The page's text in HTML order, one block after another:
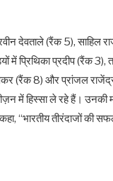
देवताले (रैंक 5), साहिल
प्रदीप (रैंक 3),
(रैंक 8) और प्रांजल
में हिस्सा ले रहे हैं।
“भारतीय तीरंदाजों की